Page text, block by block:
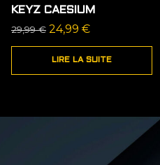
KEYZ CAESIUM
29,99€ Le
prix
initial
24,99 €Le
prix
actuel
LIRE LA SUITE